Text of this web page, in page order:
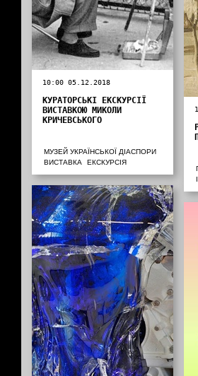
10:00 05.12.2018
КУРАТОРСЬКІ ЕКСКУРСІЇ
ВИСТАВКОЮ МИКОЛИ
КРИЧЕВСЬКОГО
МУЗЕЙ УКРАЇНСЬКОЇ ДІАСПОРИ
ВИСТАВКА
ЕКСКУРСІЯ